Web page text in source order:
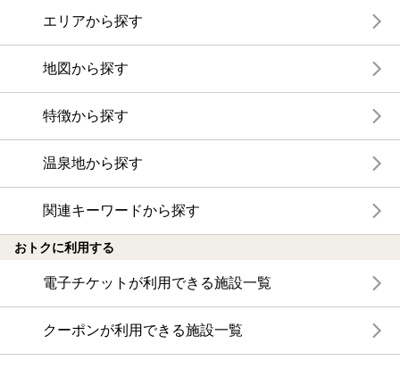
エリアから探す
地図から探す
特徴から探す
温泉地から探す
関連キーワードから探す
おトクに利用する
電子チケットが利用できる施設一覧
クーポンが利用できる施設一覧